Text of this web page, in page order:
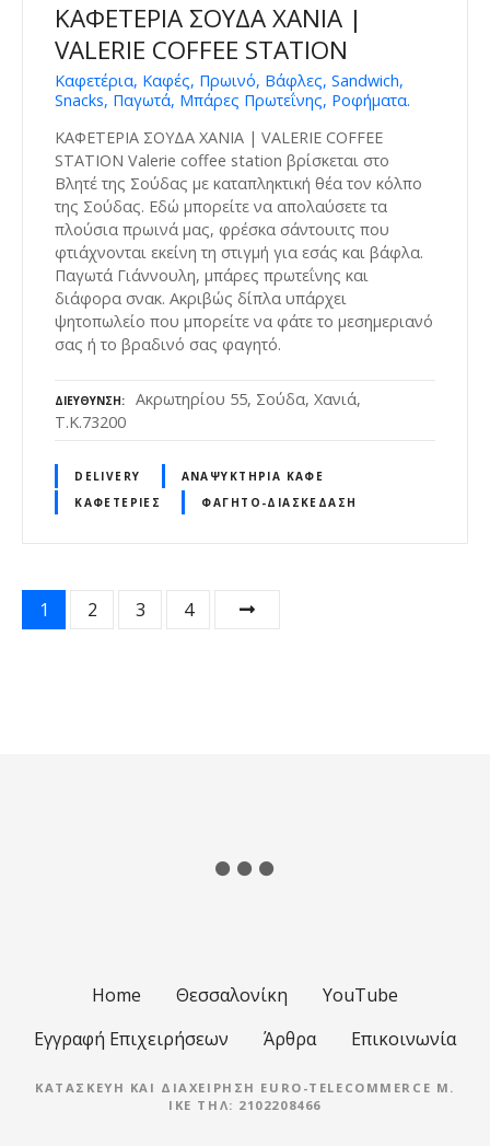
ΚΑΦΕΤΕΡΙΑ ΣΟΥΔΑ ΧΑΝΙΑ |
VALERIE COFFEE STATION
Καφετέρια, Καφές, Πρωινό, Βάφλες, Sandwich,
Snacks, Παγωτά, Μπάρες Πρωτεΐνης, Ροφήματα.
ΚΑΦΕΤΕΡΙΑ ΣΟΥΔΑ ΧΑΝΙΑ | VALERIE COFFEE
STATION Valerie coffee station βρίσκεται στο
Βλητέ της Σούδας με καταπληκτική θέα τον κόλπο
της Σούδας. Εδώ μπορείτε να απολαύσετε τα
πλούσια πρωινά μας, φρέσκα σάντουιτς που
φτιάχνονται εκείνη τη στιγμή για εσάς και βάφλα.
Παγωτά Γιάννουλη, μπάρες πρωτεΐνης και
διάφορα σνακ. Ακριβώς δίπλα υπάρχει
ψητοπωλείο που μπορείτε να φάτε το μεσημεριανό
σας ή το βραδινό σας φαγητό.
ΔΙΕΎΘΥΝΣΗ
Ακρωτηρίου 55, Σούδα, Χανιά,
Τ.Κ.73200
DELIVERY
ΑΝΑΨΥΚΤΉΡΙΑ ΚΑΦΈ
ΚΑΦΕΤΈΡΙΕΣ
ΦΑΓΗΤΌ-ΔΙΑΣΚΈΔΑΣΗ
Θ
γ
η
1 2 3 4
Home Θεσσαλονίκη
YouTube
Εγγραφή Επιχειρήσεων
Άρθρα Επικοινωνία
ΚΑΤΑΣΚΕΥΉ ΚΑΙ ΔΙΑΧΕΊΡΗΣΗ EURO-TELECOMMERCE M.
IKE ΤΗΛ: 2102208466